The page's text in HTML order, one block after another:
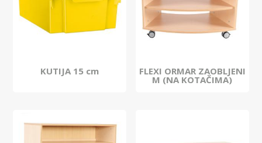
KUTIJA 15 cm FLEXI ORMAR ZAOBLJENI
M (NA KOTAČIMA)